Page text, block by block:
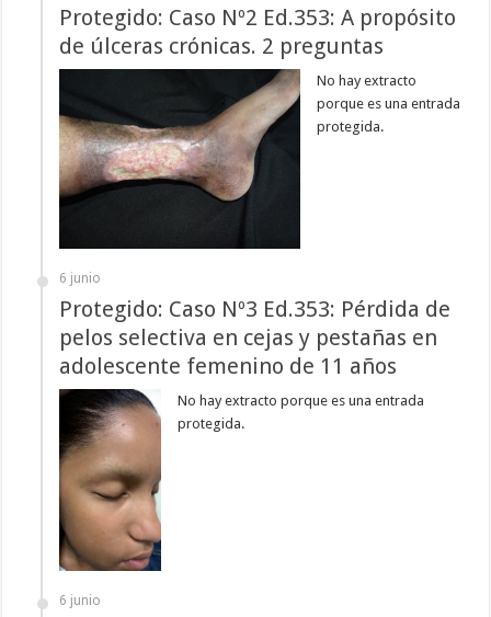
Protegido: Caso Nº2 Ed.353: A propósito
de úlceras crónicas. 2 preguntas
No hay extracto
porque es una entrada
protegida.
6 junio
Protegido: Caso Nº3 Ed.353: Pérdida de
pelos selectiva en cejas y pestañas en
adolescente femenino de 11 años
No hay extracto porque es una entrada
protegida.
6 junio